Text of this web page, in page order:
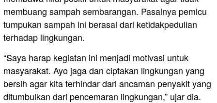
membuang sampah sembarangan. Pasalnya pemicu
tumpukan sampah ini berasal dari ketidakpedulian
terhadap lingkungan.
“Saya harap kegiatan ini menjadi motivasi untuk
masyarakat. Ayo jaga dan ciptakan lingkungan yang
bersih agar kita terhindar dari ancaman penyakit yang
ditumbulkan dari pencemaran lingkungan,” ujar dia.